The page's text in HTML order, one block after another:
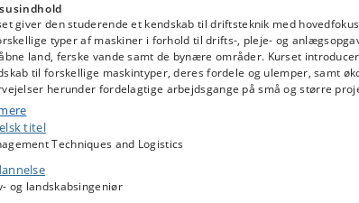
giver den studerende et kendskab til driftsteknik med
typer af maskiner i forhold til drifts-, pleje- og
land, ferske vande samt de bynære områder. Kurset
til forskellige maskintyper, deres fordele og ulemper, samt
herunder fordelagtige arbejdsgange på små og større
giver kurset viden om anlæg og vedligehold af veje og stier.
titel
Techniques and Logistics
og landskabsingeniør